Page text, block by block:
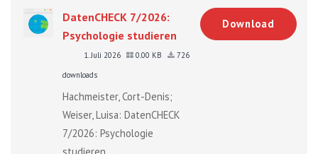
DatenCHECK 7/2026:
Psychologie studieren
1. Juli 2026 0.00 KB
726
downloads
Hachmeister, Cort-Denis;
Weiser, Luisa: DatenCHECK
7/2026: Psychologie
studieren,...
Download